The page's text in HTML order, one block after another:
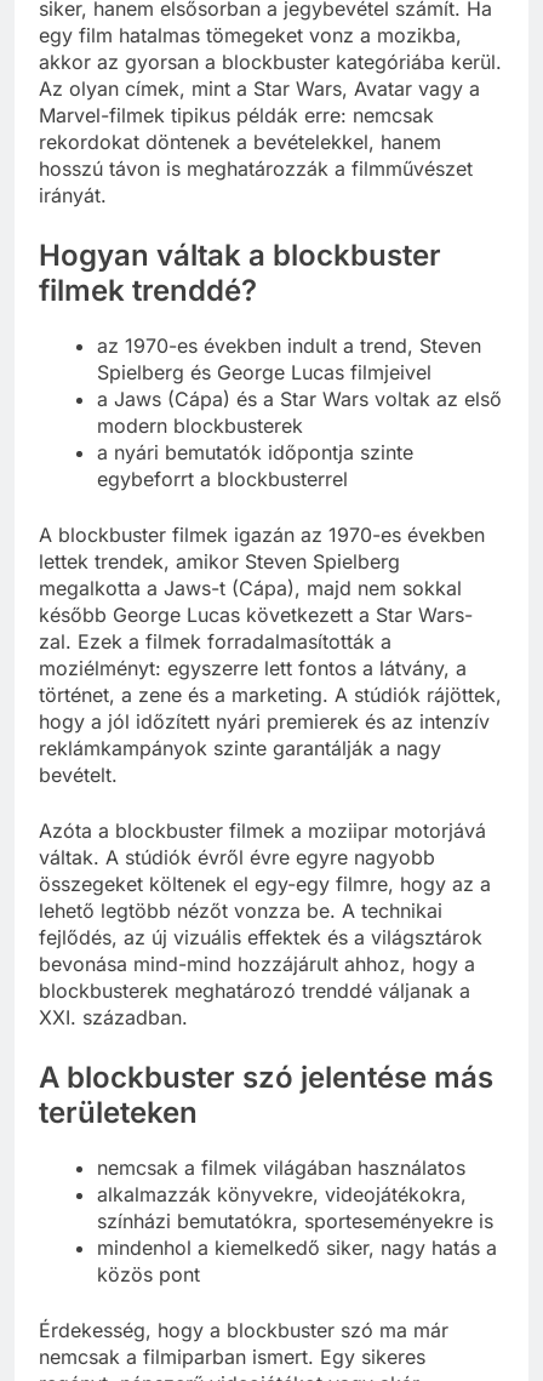
siker, hanem elsősorban a jegybevétel számít. Ha
egy film hatalmas tömegeket vonz a mozikba,
akkor az gyorsan a blockbuster kategóriába kerül.
Az olyan címek, mint a Star Wars, Avatar vagy a
Marvel-filmek tipikus példák erre: nemcsak
rekordokat döntenek a bevételekkel, hanem
hosszú távon is meghatározzák a filmművészet
irányát.
Hogyan váltak a blockbuster
filmek trenddé?
az 1970-es években indult a trend, Steven
Spielberg és George Lucas filmjeivel
a Jaws (Cápa) és a Star Wars voltak az első
modern blockbusterek
a nyári bemutatók időpontja szinte
egybeforrt a blockbusterrel
A blockbuster filmek igazán az 1970-es években
lettek trendek, amikor Steven Spielberg
megalkotta a Jaws-t (Cápa), majd nem sokkal
később George Lucas következett a Star Wars-
zal. Ezek a filmek forradalmasították a
moziélményt: egyszerre lett fontos a látvány, a
történet, a zene és a marketing. A stúdiók rájöttek,
hogy a jól időzített nyári premierek és az intenzív
reklámkampányok szinte garantálják a nagy
bevételt.
Azóta a blockbuster filmek a moziipar motorjává
váltak. A stúdiók évről évre egyre nagyobb
összegeket költenek el egy-egy filmre, hogy az a
lehető legtöbb nézőt vonzza be. A technikai
fejlődés, az új vizuális effektek és a világsztárok
bevonása mind-mind hozzájárult ahhoz, hogy a
blockbusterek meghatározó trenddé váljanak a
XXI. században.
A blockbuster szó jelentése más
területeken
nemcsak a filmek világában használatos
alkalmazzák könyvekre, videojátékokra,
színházi bemutatókra, sporteseményekre is
mindenhol a kiemelkedő siker, nagy hatás a
közös pont
Érdekesség, hogy a blockbuster szó ma már
nemcsak a filmiparban ismert. Egy sikeres